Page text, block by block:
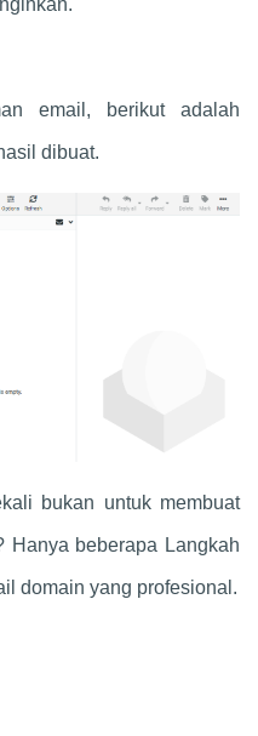
email, berikut adalah
dibuat.
bukan untuk membuat
Hanya beberapa Langkah
domain yang profesional.